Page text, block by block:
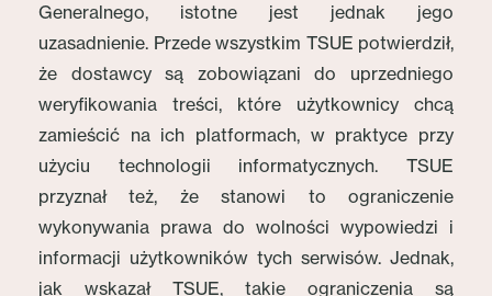
Generalnego, istotne jest jednak jego
uzasadnienie. Przede wszystkim TSUE potwierdził,
że dostawcy są zobowiązani do uprzedniego
weryfikowania treści, które użytkownicy chcą
zamieścić na ich platformach, w praktyce przy
użyciu technologii informatycznych. TSUE
przyznał też, że stanowi to ograniczenie
wykonywania prawa do wolności wypowiedzi i
informacji użytkowników tych serwisów. Jednak,
jak wskazał TSUE, takie ograniczenia są